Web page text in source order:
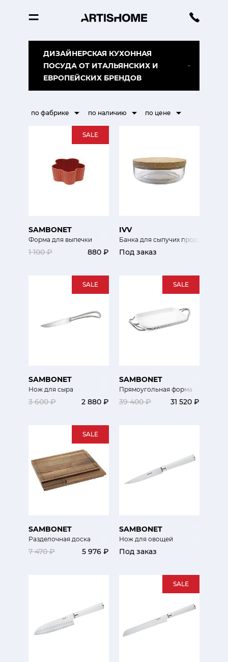
ДИЗАЙНЕРСКАЯ КУХОННАЯ
ПОСУДА ОТ ИТАЛЬЯНСКИХ И
ЕВРОПЕЙСКИХ БРЕНДОВ
по фабрике по наличию по цене
SALE
SAMBONET
Форма для выпечки
1 100 ₽ 880 ₽
IVV
Банка для сыпучих продуктов
Под заказ
SALE
SAMBONET
Нож для сыра
3 600 ₽ 2 880 ₽
SALE
SAMBONET
Прямоугольная форма
39 400 ₽ 31 520 ₽
SALE
SAMBONET
Разделочная доска
7 470 ₽ 5 976 ₽
SAMBONET
Нож для овощей
Под заказ
SALE